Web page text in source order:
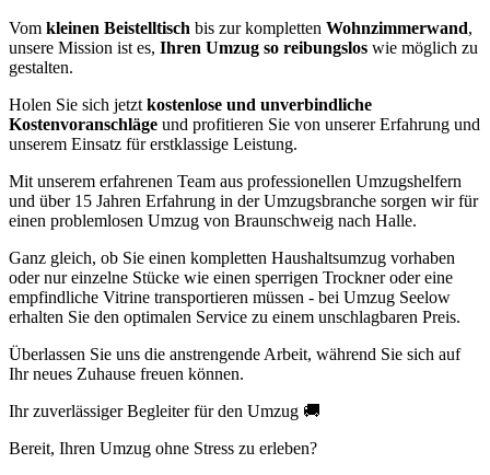
Vom kleinen Beistelltisch bis zur kompletten Wohnzimmerwand,
unsere Mission ist es, Ihren Umzug so reibungslos wie möglich zu
gestalten.
Holen Sie sich jetzt kostenlose und unverbindliche
Kostenvoranschläge und profitieren Sie von unserer Erfahrung und
unserem Einsatz für erstklassige Leistung.
Mit unserem erfahrenen Team aus professionellen Umzugshelfern
und über 15 Jahren Erfahrung in der Umzugsbranche sorgen wir für
einen problemlosen Umzug von Braunschweig nach Halle.
Ganz gleich, ob Sie einen kompletten Haushaltsumzug vorhaben
oder nur einzelne Stücke wie einen sperrigen Trockner oder eine
empfindliche Vitrine transportieren müssen - bei Umzug Seelow
erhalten Sie den optimalen Service zu einem unschlagbaren Preis.
Überlassen Sie uns die anstrengende Arbeit, während Sie sich auf
Ihr neues Zuhause freuen können.
Ihr zuverlässiger Begleiter für den Umzug 🚚
Bereit, Ihren Umzug ohne Stress zu erleben?